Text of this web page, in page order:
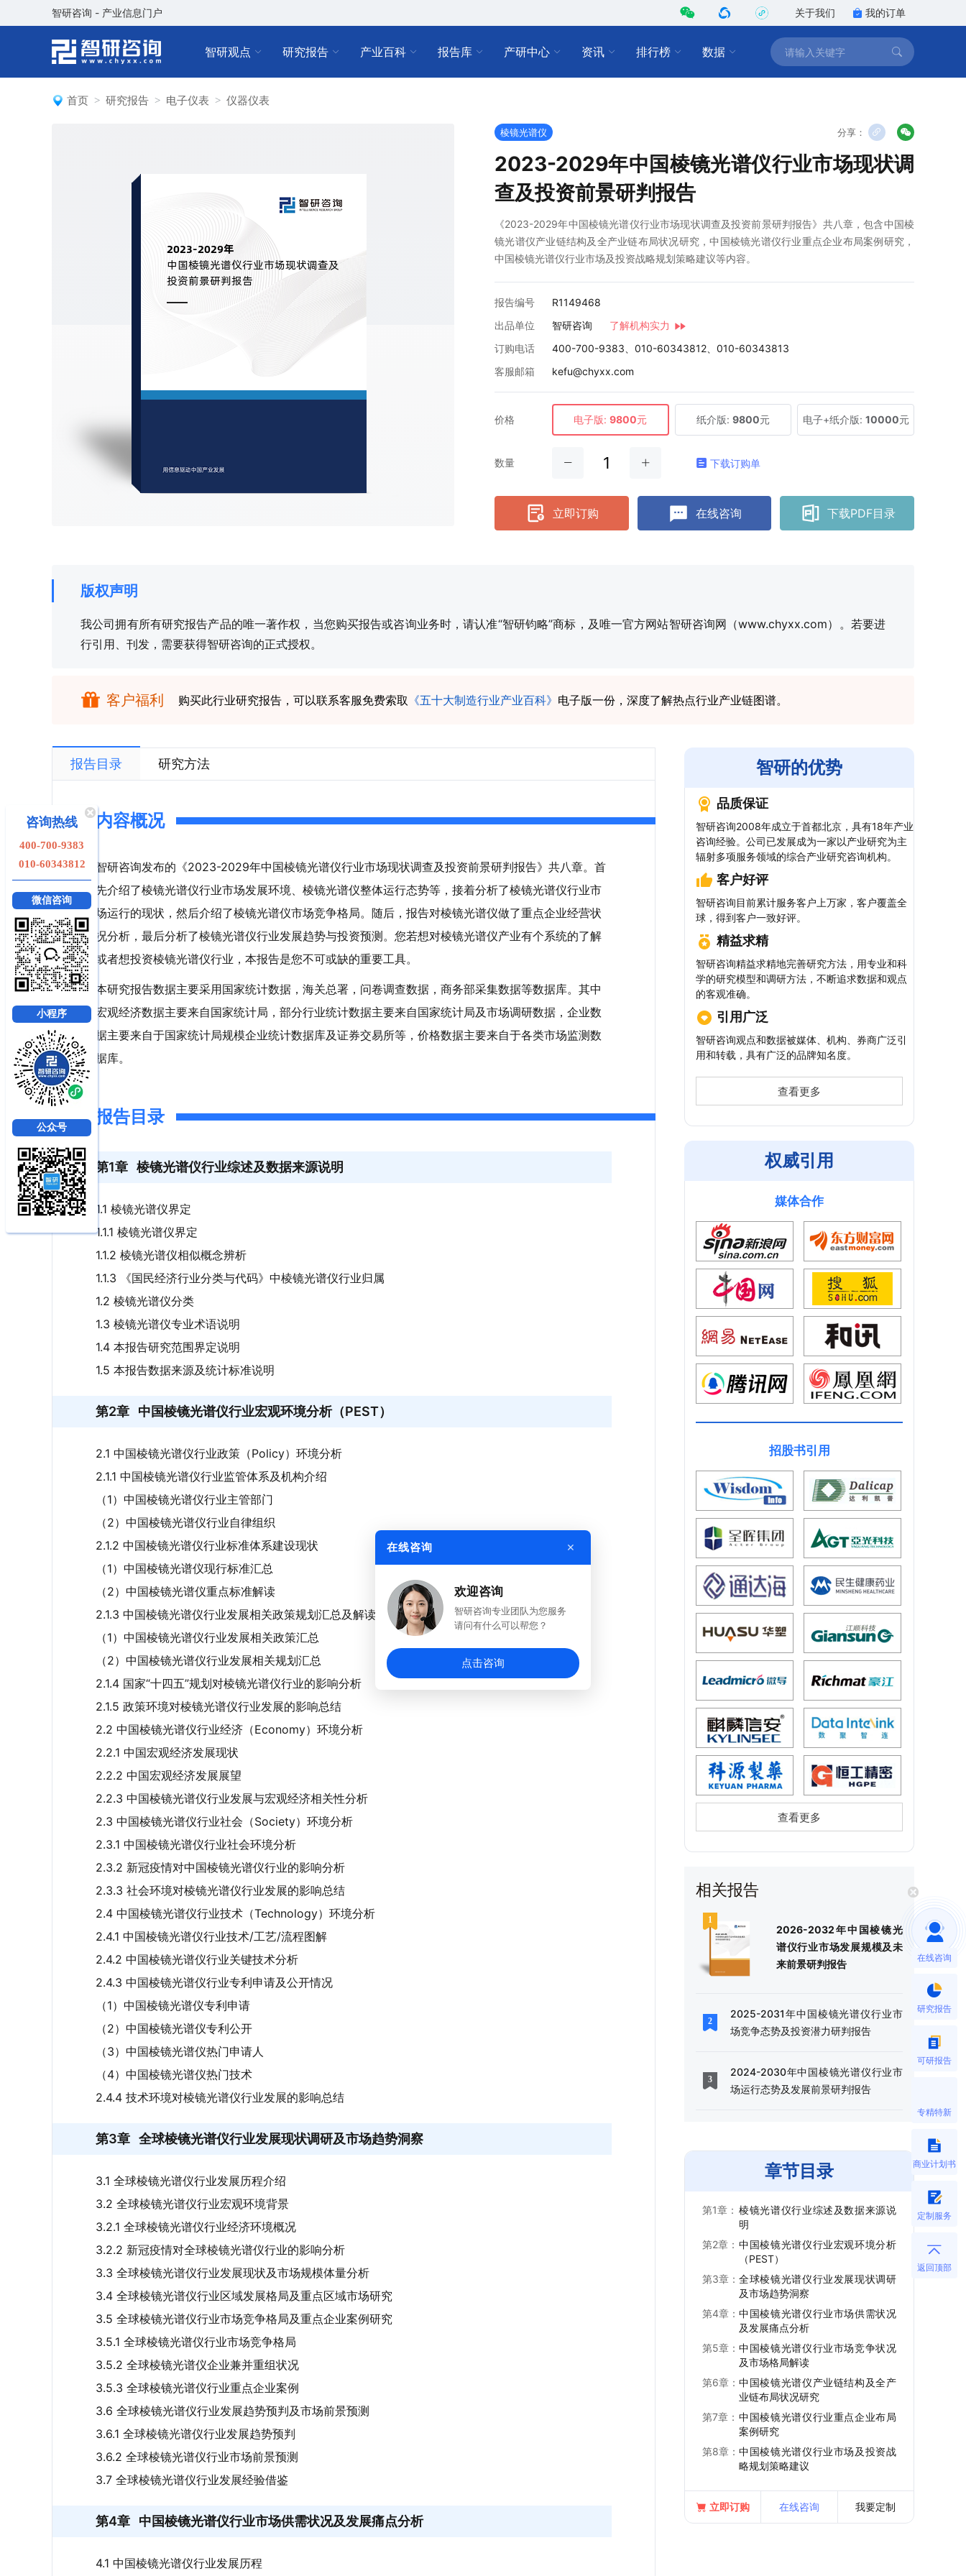
智研咨询 - 产业信息门户 关于我们 我的订单
智研观点 研究报告 产业百科 报告库 产研中心 资讯 排行榜 数据
首页 研究报告 电子仪表 仪器仪表
棱镜光谱仪 分享：
2023-2029年中国棱镜光谱仪行业市场现状调
查及投资前景研判报告
《2023-2029年中国棱镜光谱仪行业市场现状调查及投资前景研判报告》共八章，包含中国棱
镜光谱仪产业链结构及全产业链布局状况研究，中国棱镜光谱仪行业重点企业布局案例研究，
中国棱镜光谱仪行业市场及投资战略规划策略建议等内容。
报告编号
R1149468
出品单位
智研咨询
了解机构实力
订购电话
400-700-9383、010-60343812、010-60343813
客服邮箱
kefu@chyxx.com
价格 电子版: 9800元 纸介版: 9800元 电子+纸介版: 10000元
数量 下载订购单
立即订购 在线咨询 下载PDF目录
版权声明
我公司拥有所有研究报告产品的唯一著作权，当您购买报告或咨询业务时，请认准“智研钧略”商标，及唯一官方网站智研咨询网（www.chyxx.com）。若要进
行引用、刊发，需要获得智研咨询的正式授权。
客户福利 购买此行业研究报告，可以联系客服免费索取 《五十大制造行业产业百科》 电子版一份，深度了解热点行业产业链图谱。
报告目录 研究方法
内容概况
智研咨询发布的《2023-2029年中国棱镜光谱仪行业市场现状调查及投资前景研判报告》共八章。首
先介绍了棱镜光谱仪行业市场发展环境、棱镜光谱仪整体运行态势等，接着分析了棱镜光谱仪行业市
场运行的现状，然后介绍了棱镜光谱仪市场竞争格局。随后，报告对棱镜光谱仪做了重点企业经营状
况分析，最后分析了棱镜光谱仪行业发展趋势与投资预测。您若想对棱镜光谱仪产业有个系统的了解
或者想投资棱镜光谱仪行业，本报告是您不可或缺的重要工具。
本研究报告数据主要采用国家统计数据，海关总署，问卷调查数据，商务部采集数据等数据库。其中
宏观经济数据主要来自国家统计局，部分行业统计数据主要来自国家统计局及市场调研数据，企业数
据主要来自于国家统计局规模企业统计数据库及证券交易所等，价格数据主要来自于各类市场监测数
据库。
报告目录
第1章 棱镜光谱仪行业综述及数据来源说明
1.1 棱镜光谱仪界定
1.1.1 棱镜光谱仪界定
1.1.2 棱镜光谱仪相似概念辨析
1.1.3 《国民经济行业分类与代码》中棱镜光谱仪行业归属
1.2 棱镜光谱仪分类
1.3 棱镜光谱仪专业术语说明
1.4 本报告研究范围界定说明
1.5 本报告数据来源及统计标准说明
第2章 中国棱镜光谱仪行业宏观环境分析（PEST）
2.1 中国棱镜光谱仪行业政策（Policy）环境分析
2.1.1 中国棱镜光谱仪行业监管体系及机构介绍
（1）中国棱镜光谱仪行业主管部门
（2）中国棱镜光谱仪行业自律组织
2.1.2 中国棱镜光谱仪行业标准体系建设现状
（1）中国棱镜光谱仪现行标准汇总
（2）中国棱镜光谱仪重点标准解读
2.1.3 中国棱镜光谱仪行业发展相关政策规划汇总及解读
（1）中国棱镜光谱仪行业发展相关政策汇总
（2）中国棱镜光谱仪行业发展相关规划汇总
2.1.4 国家“十四五”规划对棱镜光谱仪行业的影响分析
2.1.5 政策环境对棱镜光谱仪行业发展的影响总结
2.2 中国棱镜光谱仪行业经济（Economy）环境分析
2.2.1 中国宏观经济发展现状
2.2.2 中国宏观经济发展展望
2.2.3 中国棱镜光谱仪行业发展与宏观经济相关性分析
2.3 中国棱镜光谱仪行业社会（Society）环境分析
2.3.1 中国棱镜光谱仪行业社会环境分析
2.3.2 新冠疫情对中国棱镜光谱仪行业的影响分析
2.3.3 社会环境对棱镜光谱仪行业发展的影响总结
2.4 中国棱镜光谱仪行业技术（Technology）环境分析
2.4.1 中国棱镜光谱仪行业技术/工艺/流程图解
2.4.2 中国棱镜光谱仪行业关键技术分析
2.4.3 中国棱镜光谱仪行业专利申请及公开情况
（1）中国棱镜光谱仪专利申请
（2）中国棱镜光谱仪专利公开
（3）中国棱镜光谱仪热门申请人
（4）中国棱镜光谱仪热门技术
2.4.4 技术环境对棱镜光谱仪行业发展的影响总结
第3章 全球棱镜光谱仪行业发展现状调研及市场趋势洞察
3.1 全球棱镜光谱仪行业发展历程介绍
3.2 全球棱镜光谱仪行业宏观环境背景
3.2.1 全球棱镜光谱仪行业经济环境概况
3.2.2 新冠疫情对全球棱镜光谱仪行业的影响分析
3.3 全球棱镜光谱仪行业发展现状及市场规模体量分析
3.4 全球棱镜光谱仪行业区域发展格局及重点区域市场研究
3.5 全球棱镜光谱仪行业市场竞争格局及重点企业案例研究
3.5.1 全球棱镜光谱仪行业市场竞争格局
3.5.2 全球棱镜光谱仪企业兼并重组状况
3.5.3 全球棱镜光谱仪行业重点企业案例
3.6 全球棱镜光谱仪行业发展趋势预判及市场前景预测
3.6.1 全球棱镜光谱仪行业发展趋势预判
3.6.2 全球棱镜光谱仪行业市场前景预测
3.7 全球棱镜光谱仪行业发展经验借鉴
第4章 中国棱镜光谱仪行业市场供需状况及发展痛点分析
4.1 中国棱镜光谱仪行业发展历程
智研的优势
品质保证
智研咨询2008年成立于首都北京，具有18年产业
咨询经验。公司已发展成为一家以产业研究为主
辐射多项服务领域的综合产业研究咨询机构。
客户好评
智研咨询目前累计服务客户上万家，客户覆盖全
球，得到客户一致好评。
精益求精
智研咨询精益求精地完善研究方法，用专业和科
学的研究模型和调研方法，不断追求数据和观点
的客观准确。
引用广泛
智研咨询观点和数据被媒体、机构、券商广泛引
用和转载，具有广泛的品牌知名度。
查看更多
权威引用
媒体合作
招股书引用
查看更多
相关报告
2026-2032年中国棱镜光
谱仪行业市场发展规模及未
来前景研判报告
2025-2031年中国棱镜光谱仪行业市
场竞争态势及投资潜力研判报告
2024-2030年中国棱镜光谱仪行业市
场运行态势及发展前景研判报告
章节目录
第1章： 棱镜光谱仪行业综述及数据来源说
明
第2章： 中国棱镜光谱仪行业宏观环境分析
（PEST）
第3章： 全球棱镜光谱仪行业发展现状调研
及市场趋势洞察
第4章： 中国棱镜光谱仪行业市场供需状况
及发展痛点分析
第5章： 中国棱镜光谱仪行业市场竞争状况
及市场格局解读
第6章： 中国棱镜光谱仪产业链结构及全产
业链布局状况研究
第7章： 中国棱镜光谱仪行业重点企业布局
案例研究
第8章： 中国棱镜光谱仪行业市场及投资战
略规划策略建议
立即订购 在线咨询 我要定制
在线咨询
研究报告
可研报告
专精特新
商业计划书
定制服务
返回顶部
在线咨询 ×
欢迎咨询
智研咨询专业团队为您服务
请问有什么可以帮您？
点击咨询
咨询热线
400-700-9383
010-60343812
微信咨询
小程序
公众号